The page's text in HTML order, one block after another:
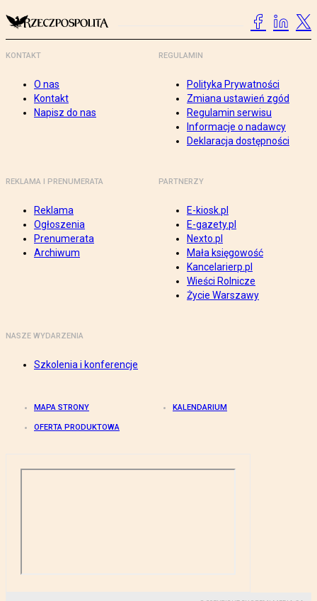
KONTAKT
O nas
Kontakt
Napisz do nas
REGULAMIN
Polityka Prywatności
Zmiana ustawień zgód
Regulamin serwisu
Informacje o nadawcy
Deklaracja dostępności
REKLAMA I PRENUMERATA
Reklama
Ogłoszenia
Prenumerata
Archiwum
PARTNERZY
E-kiosk.pl
E-gazety.pl
Nexto.pl
Mała księgowość
Kancelarierp.pl
Wieści Rolnicze
Życie Warszawy
NASZE WYDARZENIA
Szkolenia i konferencje
MAPA STRONY KALENDARIUM
OFERTA PRODUKTOWA